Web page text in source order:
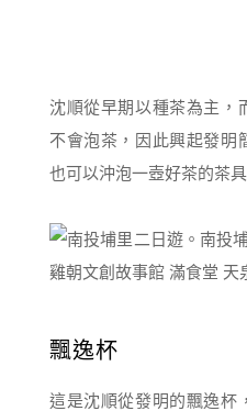
沈順從早期以種茶為主，
不會泡茶，因此興起發明
也可以沖泡一壺好茶的茶具
飄逸杯
這是沈順從發明的飄逸杯